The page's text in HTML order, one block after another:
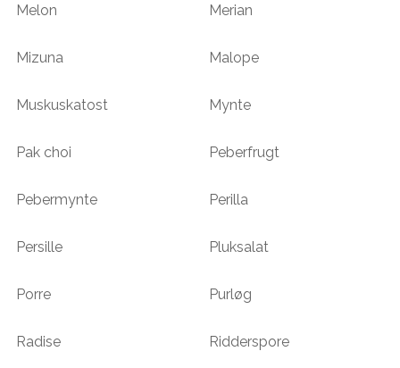
Melon Merian
Mizuna Malope
Muskuskatost Mynte
Pak choi Peberfrugt
Pebermynte Perilla
Persille Pluksalat
Porre Purløg
Radise Ridderspore